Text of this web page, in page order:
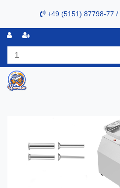
+49 (5151) 87798-77